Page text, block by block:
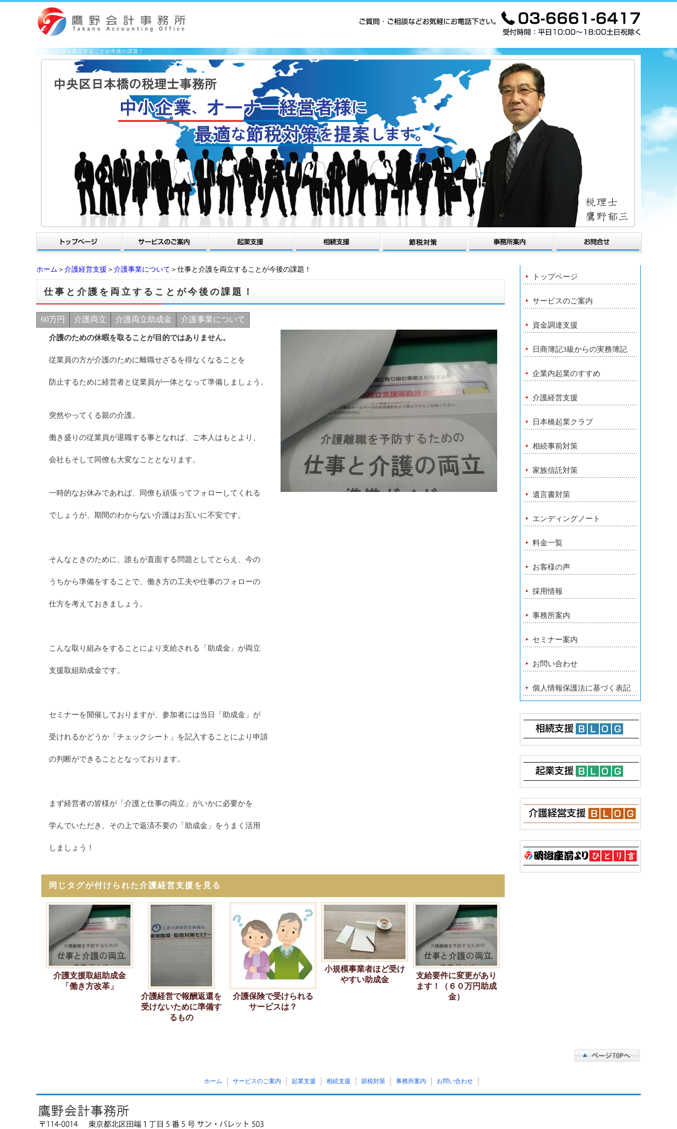
仕事と介護を両立することが今後の課題！
ホーム ＞ 介護経営支援 ＞ 介護事業について ＞仕事と介護を両立することが今後の課題！
仕事と介護を両立することが今後の課題！
60万円 介護両立 介護両立助成金 介護事業について
介護のための休暇を取ることが目的ではありません。
従業員の方が介護のために離職せざるを得なくなることを
防止するために経営者と従業員が一体となって準備しましょう。
突然やってくる親の介護。
働き盛りの従業員が退職する事となれば、ご本人はもとより、
会社もそして同僚も大変なこととなります。
一時的なお休みであれば、同僚も頑張ってフォローしてくれる
でしょうが、期間のわからない介護はお互いに不安です。
そんなときのために、誰もが直面する問題としてとらえ、今の
うちから準備をすることで、働き方の工夫や仕事のフォローの
仕方を考えておきましょう。
こんな取り組みをすることにより支給される「助成金」が両立
支援取組助成金です。
セミナーを開催しておりますが、参加者には当日「助成金」が
受けれるかどうか「チェックシート」を記入することにより申請
の判断ができることとなっております。
まず経営者の皆様が「介護と仕事の両立」がいかに必要かを
学んでいただき、その上で返済不要の「助成金」をうまく活用
しましょう！
同じタグが付けられた介護経営支援を見る
介護支援取組助成金
「働き方改革」
介護経営で報酬返還を
受けないために準備す
るもの
介護保険で受けられる
サービスは？
小規模事業者ほど受け
やすい助成金
支給要件に変更があり
ます！（６０万円助成
金）
トップページ
サービスのご案内
資金調達支援
日商簿記3級からの実務簿記
企業内起業のすすめ
介護経営支援
日本橋起業クラブ
相続事前対策
家族信託対策
遺言書対策
エンディングノート
料金一覧
お客様の声
採用情報
事務所案内
セミナー案内
お問い合わせ
個人情報保護法に基づく表記
ホーム サービスのご案内 起業支援 相続支援 節税対策 事務所案内 お問い合わせ